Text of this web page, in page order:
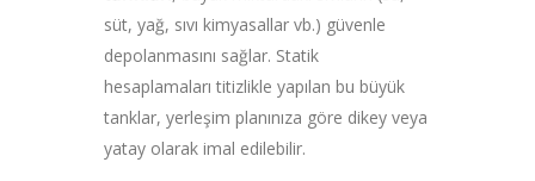
süt, yağ, sıvı kimyasallar vb.) güvenle
depolanmasını sağlar. Statik
hesaplamaları titizlikle yapılan bu büyük
tanklar, yerleşim planınıza göre dikey veya
yatay olarak imal edilebilir.